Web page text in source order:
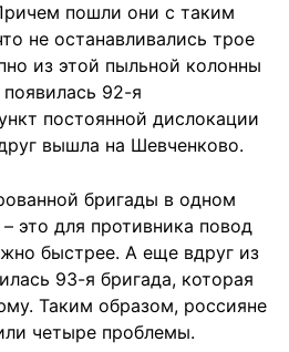
пошли они с таким
не останавливались трое
из этой пыльной колонны
92-я
постоянной дислокации
вышла на Шевченково.
бригады в одном
это для противника повод
быстрее. А еще вдруг из
93-я бригада, которая
Таким образом, россияне
четыре проблемы.